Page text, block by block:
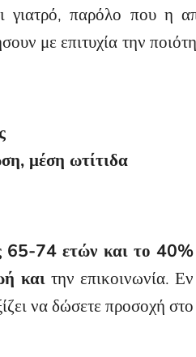
γιατρό, παρόλο που η
με επιτυχία την
μέση ωτίτιδα
65-74 ετών και το
και την επικοινωνία.
να δώσετε προσοχή στο